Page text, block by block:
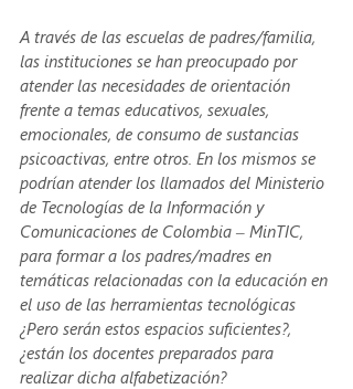
A través de las escuelas de padres/familia,
las instituciones se han preocupado por
atender las necesidades de orientación
frente a temas educativos, sexuales,
emocionales, de consumo de sustancias
psicoactivas, entre otros. En los mismos se
podrían atender los llamados del Ministerio
de Tecnologías de la Información y
Comunicaciones de Colombia – MinTIC,
para formar a los padres/madres en
temáticas relacionadas con la educación en
el uso de las herramientas tecnológicas
¿Pero serán estos espacios suficientes?,
¿están los docentes preparados para
realizar dicha alfabetización?